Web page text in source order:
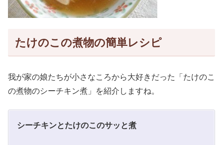
たけのこの煮物の簡単レシピ
我が家の娘たちが小さなころから大好きだった「たけのこ
の煮物のシーチキン煮」を紹介しますね。
シーチキンとたけのこのサッと煮